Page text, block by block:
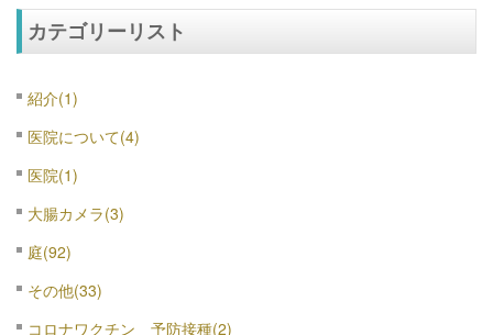
カテゴリーリスト
紹介(1)
医院について(4)
医院(1)
大腸カメラ(3)
庭(92)
その他(33)
コロナワクチン 予防接種(2)